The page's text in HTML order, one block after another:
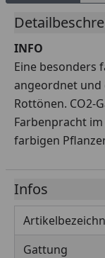
INFO
Eine besonders
angeordnet und
Rottönen. CO2-
Farbenpracht
farbigen
Infos
Gattung